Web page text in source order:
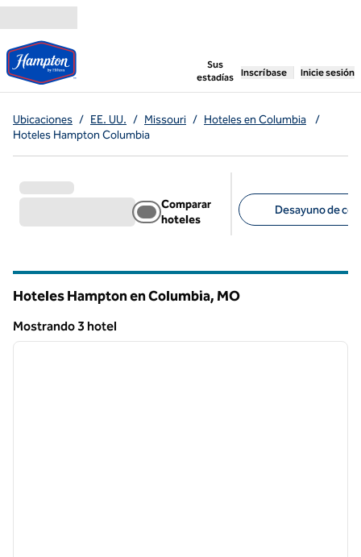
Saltar a contenido
Sus
estadías
, abre una pestaña
Inscríbase Inicie sesión
Ubicaciones / EE. UU. / Missouri / Hoteles en Columbia
/
Hoteles Hampton Columbia
Comparar
hoteles
Desayuno de
Hoteles Hampton en Columbia, MO
Mostrando 3 hotel
Mostrando 3 hotel
1 de 12